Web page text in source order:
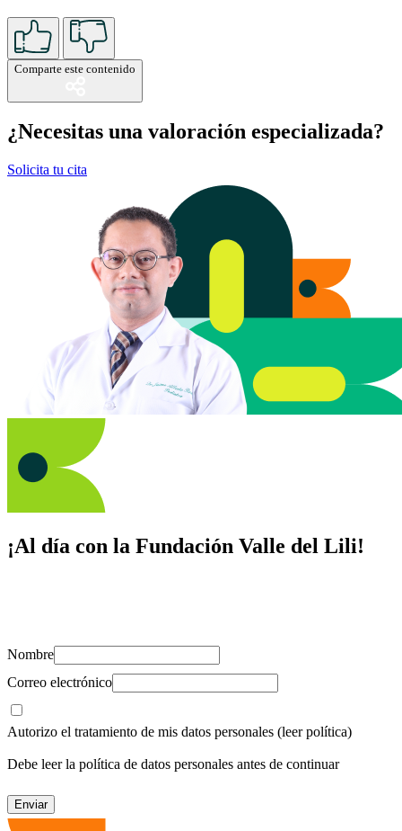
Comparte este contenido
¿Necesitas una valoración especializada?
Solicita tu cita
¡Al día con la Fundación Valle del Lili!
Nombre
Correo electrónico
Autorizo el tratamiento de mis datos personales (leer política)
Debe leer la política de datos personales antes de continuar